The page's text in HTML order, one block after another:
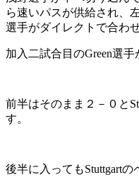
ら速いパスが供給され、
選手がダイレクトで合わ
加入二試合目のGreen選
前半はそのまま２－０と
す。
後半に入ってもStuttgartの